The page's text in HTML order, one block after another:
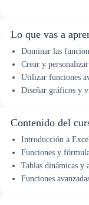
Lo que vas a
Dominar las
Crear y
Utilizar funciones
Diseñar gráficos y
Contenido del
Introducción a
Funciones y
Tablas dinámicas y
Funciones